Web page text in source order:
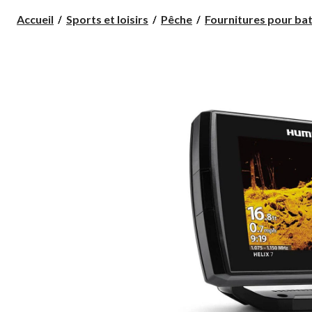
Accueil Sports et loisirs Pêche Fournitures pour